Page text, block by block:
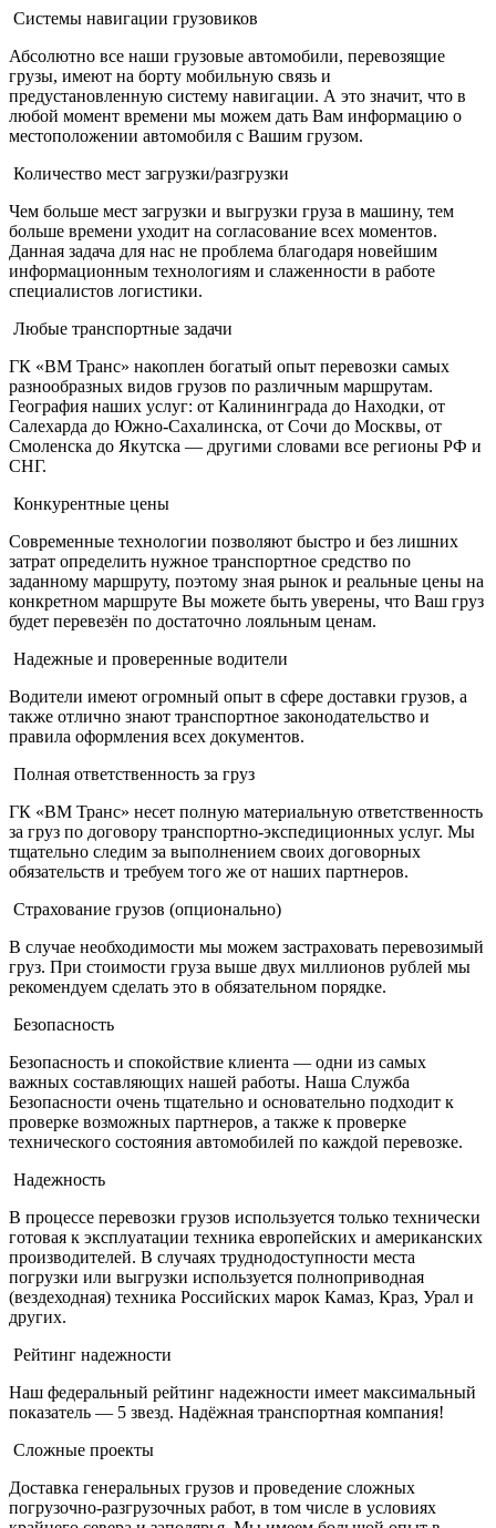
Системы навигации грузовиков
Абсолютно все наши грузовые автомобили, перевозящие
грузы, имеют на борту мобильную связь и
предустановленную систему навигации. А это значит, что в
любой момент времени мы можем дать Вам информацию о
местоположении автомобиля с Вашим грузом.
Количество мест загрузки/разгрузки
Чем больше мест загрузки и выгрузки груза в машину, тем
больше времени уходит на согласование всех моментов.
Данная задача для нас не проблема благодаря новейшим
информационным технологиям и слаженности в работе
специалистов логистики.
Любые транспортные задачи
ГК «ВМ Транс» накоплен богатый опыт перевозки самых
разнообразных видов грузов по различным маршрутам.
География наших услуг: от Калининграда до Находки, от
Салехарда до Южно-Сахалинска, от Сочи до Москвы, от
Смоленска до Якутска — другими словами все регионы РФ и
СНГ.
Конкурентные цены
Современные технологии позволяют быстро и без лишних
затрат определить нужное транспортное средство по
заданному маршруту, поэтому зная рынок и реальные цены на
конкретном маршруте Вы можете быть уверены, что Ваш груз
будет перевезён по достаточно лояльным ценам.
Надежные и проверенные водители
Водители имеют огромный опыт в сфере доставки грузов, а
также отлично знают транспортное законодательство и
правила оформления всех документов.
Полная ответственность за груз
ГК «ВМ Транс» несет полную материальную ответственность
за груз по договору транспортно-экспедиционных услуг. Мы
тщательно следим за выполнением своих договорных
обязательств и требуем того же от наших партнеров.
Страхование грузов (опционально)
В случае необходимости мы можем застраховать перевозимый
груз. При стоимости груза выше двух миллионов рублей мы
рекомендуем сделать это в обязательном порядке.
Безопасность
Безопасность и спокойствие клиента — одни из самых
важных составляющих нашей работы. Наша Служба
Безопасности очень тщательно и основательно подходит к
проверке возможных партнеров, а также к проверке
технического состояния автомобилей по каждой перевозке.
Надежность
В процессе перевозки грузов используется только технически
готовая к эксплуатации техника европейских и американских
производителей. В случаях труднодоступности места
погрузки или выгрузки используется полноприводная
(вездеходная) техника Российских марок Камаз, Краз, Урал и
других.
Рейтинг надежности
Наш федеральный рейтинг надежности имеет максимальный
показатель — 5 звезд. Надёжная транспортная компания!
Сложные проекты
Доставка генеральных грузов и проведение сложных
погрузочно-разгрузочных работ, в том числе в условиях